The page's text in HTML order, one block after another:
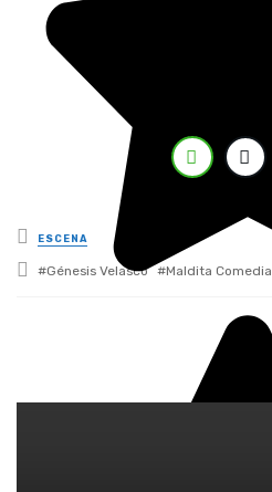
Posted in
ESCENA
Tagged with
Génesis Velasco Maldita Comedia